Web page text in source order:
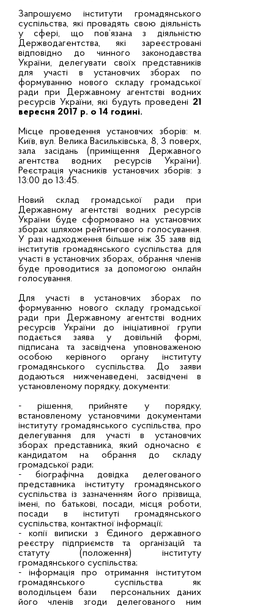
Запрошуємо інститути громадянського
суспільства, які провадять свою діяльність
у сфері, що пов’язана з діяльністю
Держводагентства, які зареєстровані
відповідно до чинного законодавства
України, делегувати своїх представників
для участі в установчих зборах по
формуванню нового складу громадської
ради при Державному агентстві водних
ресурсів України, які будуть проведені 21
вересня 2017 р. о 14 годині.
Місце проведення установчих зборів: м.
Київ, вул. Велика Васильківська, 8, 3 поверх,
зала засідань (приміщення Державного
агентства водних ресурсів України).
Реєстрація учасників установчих зборів: з
13:00 до 13:45.
Новий склад громадської ради при
Державному агентстві водних ресурсів
України буде сформовано на установчих
зборах шляхом рейтингового голосування.
У разі надходження більше ніж 35 заяв від
інститутів громадянського суспільства для
участі в установчих зборах, обрання членів
буде проводитися за допомогою онлайн
голосування.
Для участі в установчих зборах по
формуванню нового складу громадської
ради при Державному агентстві водних
ресурсів України до ініціативної групи
подається заява у довільній формі,
підписана та засвідчена уповноваженою
особою керівного органу інституту
громадянського суспільства. До заяви
додаються нижченаведені, засвідчені в
установленому порядку, документи:
- рішення, прийняте у порядку,
встановленому установчими документами
інституту громадянського суспільства, про
делегування для участі в установчих
зборах представника, який одночасно є
кандидатом на обрання до складу
громадської ради;
- біографічна довідка делегованого
представника інституту громадянського
суспільства із зазначенням його прізвища,
імені, по батькові, посади, місця роботи,
посади в інституті громадянського
суспільства, контактної інформації;
- копії виписки з Єдиного державного
реєстру підприємств та організацій та
статуту (положення) інституту
громадянського суспільства;
- інформація про отримання інститутом
громадянського суспільства як
володільцем бази персональних даних
його членів згоди делегованого ним